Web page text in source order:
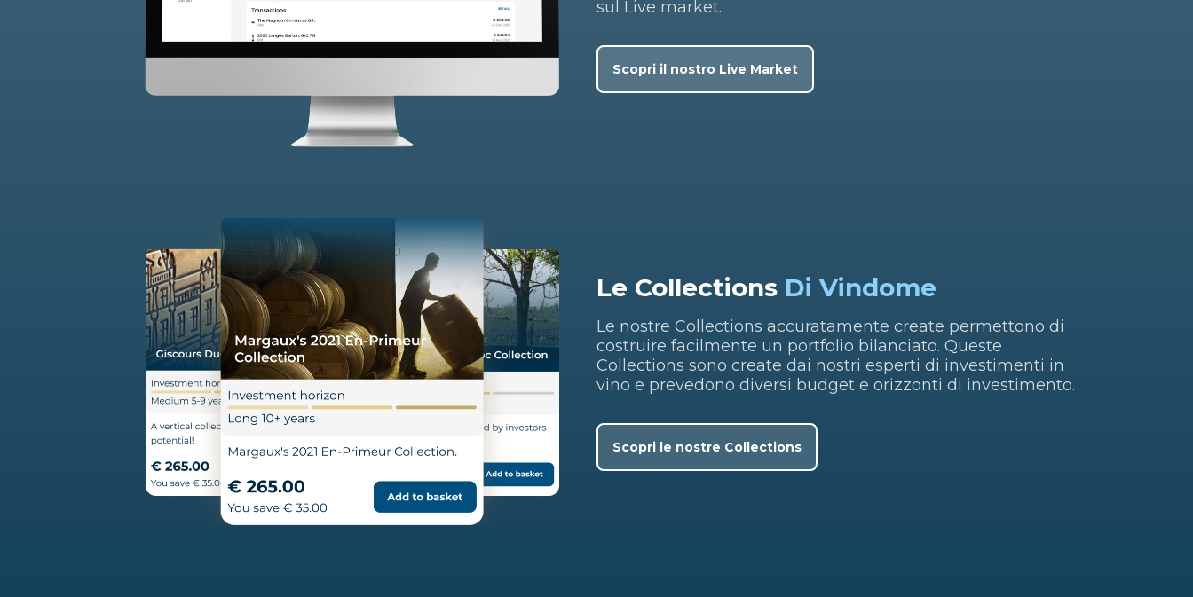
sul Live market.
Scopri il nostro Live Market
Le Collections Di Vindome
Le nostre Collections accuratamente create permettono di
costruire facilmente un portfolio bilanciato. Queste
Collections sono create dai nostri esperti di investimenti in
vino e prevedono diversi budget e orizzonti di investimento.
Scopri le nostre Collections